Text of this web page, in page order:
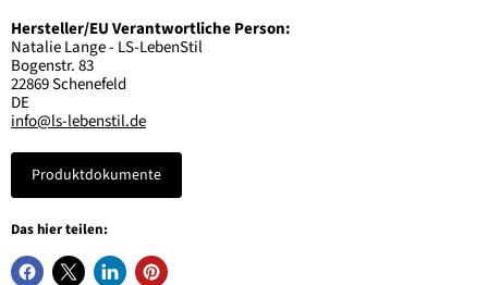
Hersteller/EU Verantwortliche Person:
Natalie Lange - LS-LebenStil
Bogenstr. 83
22869 Schenefeld
DE
info@ls-lebenstil.de
Produktdokumente
Das hier teilen: